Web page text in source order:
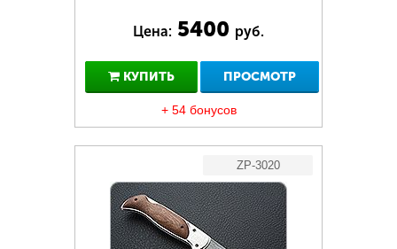
Цена: 5400 руб.
КУПИТЬ ПРОСМОТР
+ 54 бонусов
ZP-3020